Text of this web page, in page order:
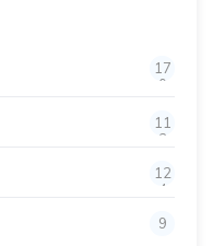
17
0
11
3
12
4
9